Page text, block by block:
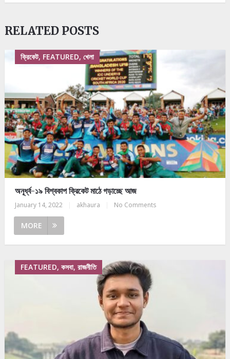
RELATED POSTS
ক্রিকেট, FEATURED, খেলা
অনূর্ধ্ব-১৯ বিশ্বকাপ ক্রিকেট মাঠে গড়াচ্ছে আজ
January 14, 2022 akhaura No Comments
MORE
FEATURED, কসবা, রাজনীতি